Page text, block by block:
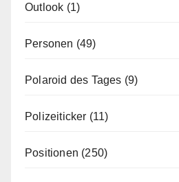
Outlook (1)
Personen (49)
Polaroid des Tages (9)
Polizeiticker (11)
Positionen (250)